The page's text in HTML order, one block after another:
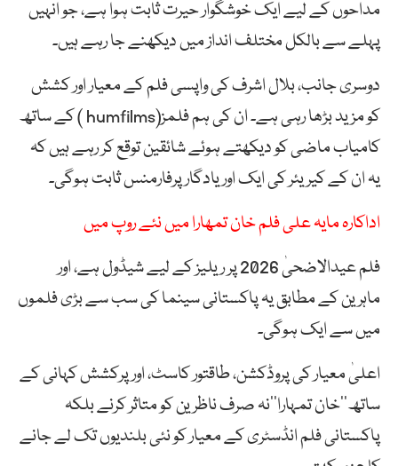
مداحوں کے لیے ایک خوشگوار حیرت ثابت ہوا ہے، جو انہیں
پہلے سے بالکل مختلف انداز میں دیکھنے جا رہے ہیں۔
دوسری جانب، بلال اشرف کی واپسی فلم کے معیار اور کشش
کو مزید بڑھا رہی ہے۔ ان کی ہم فلمز(humfilms ) کے ساتھ
کامیاب ماضی کو دیکھتے ہوئے شائقین توقع کر رہے ہیں کہ
یہ ان کے کیریئر کی ایک اور یادگار پرفارمنس ثابت ہوگی۔
اداکارہ مایہ علی فلم خان تمھارا میں نئے روپ میں
فلم عیدالاضحیٰ 2026 پر ریلیز کے لیے شیڈول ہے، اور
ماہرین کے مطابق یہ پاکستانی سینما کی سب سے بڑی فلموں
میں سے ایک ہوگی۔
اعلیٰ معیار کی پروڈکشن، طاقتور کاسٹ، اور پرکشش کہانی کے
ساتھ’’خان تمہارا‘‘نہ صرف ناظرین کو متاثر کرنے بلکہ
پاکستانی فلم انڈسٹری کے معیار کو نئی بلندیوں تک لے جانے